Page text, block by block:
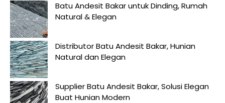
Batu Andesit Bakar untuk Dinding, Rumah
Natural & Elegan
Distributor Batu Andesit Bakar, Hunian
Natural dan Elegan
Supplier Batu Andesit Bakar, Solusi Elegan
Buat Hunian Modern